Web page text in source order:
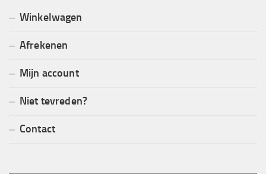
Winkelwagen
Afrekenen
Mijn account
Niet tevreden?
Contact